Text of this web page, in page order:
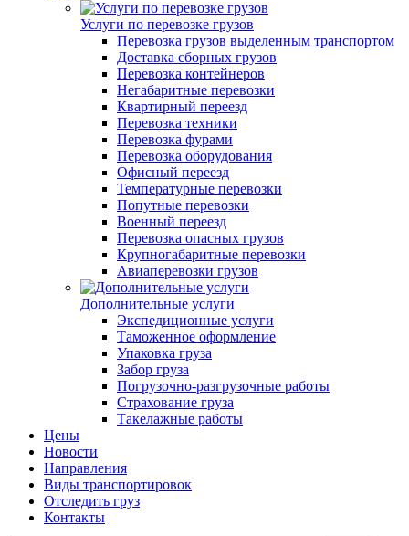
Услуги по перевозке грузов
Перевозка грузов выделенным транспортом
Доставка сборных грузов
Перевозка контейнеров
Негабаритные перевозки
Квартирный переезд
Перевозка техники
Перевозка фурами
Перевозка оборудования
Офисный переезд
Температурные перевозки
Попутные перевозки
Военный переезд
Перевозка опасных грузов
Крупногабаритные перевозки
Авиаперевозки грузов
Дополнительные услуги
Экспедиционные услуги
Таможенное оформление
Упаковка груза
Забор груза
Погрузочно-разгрузочные работы
Страхование груза
Такелажные работы
Цены
Новости
Направления
Виды транспортировок
Отследить груз
Контакты